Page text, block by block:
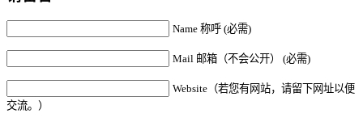
Name 称呼 (必需)
Mail 邮箱（不会公开） (必需)
Website（若您有网站，请留下网址以便
交流。）